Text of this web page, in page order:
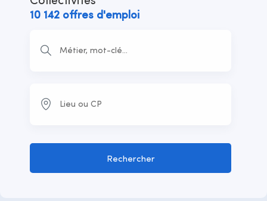
10 142 offres d'emploi
Rechercher